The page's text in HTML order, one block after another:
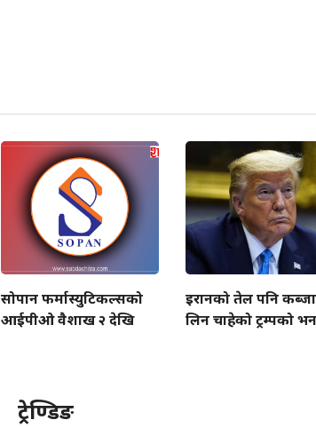
सोपान फर्मास्युटिकल्सको
आईपीओ वैशाख २ देखि
इरानको तेल पनि
लिन चाहेको ट्रम्पको
ट्रेण्डिङ